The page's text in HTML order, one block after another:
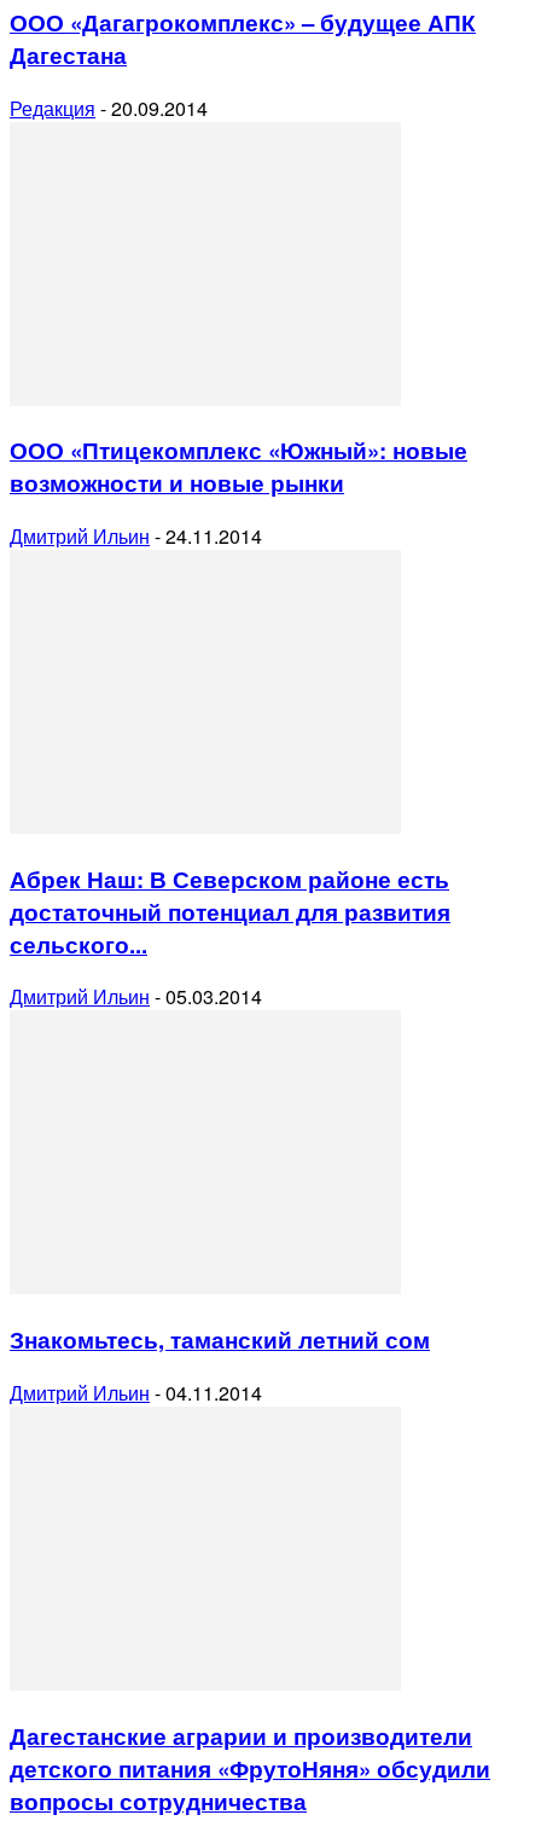
ООО «Дагагрокомплекс» – будущее АПК
Дагестана
Редакция -20.09.2014
ООО «Птицекомплекс «Южный»: новые
возможности и новые рынки
Дмитрий Ильин -24.11.2014
Абрек Наш: В Северском районе есть
достаточный потенциал для развития
сельского...
Дмитрий Ильин -05.03.2014
Знакомьтесь, таманский летний сом
Дмитрий Ильин -04.11.2014
Дагестанские аграрии и производители
детского питания «ФрутоНяня» обсудили
вопросы сотрудничества